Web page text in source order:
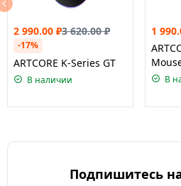
2 990.00 ₽3 620.00₽
-17%
ARTCORE K-Series GT
В наличии
1
В
Подпишитесь